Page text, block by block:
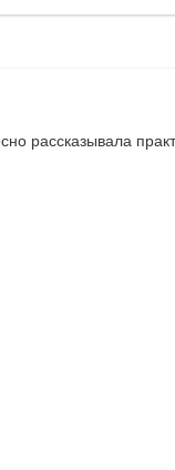
рассказывала